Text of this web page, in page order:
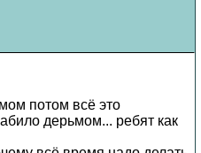
потом всё это
дерьмом... ребят как